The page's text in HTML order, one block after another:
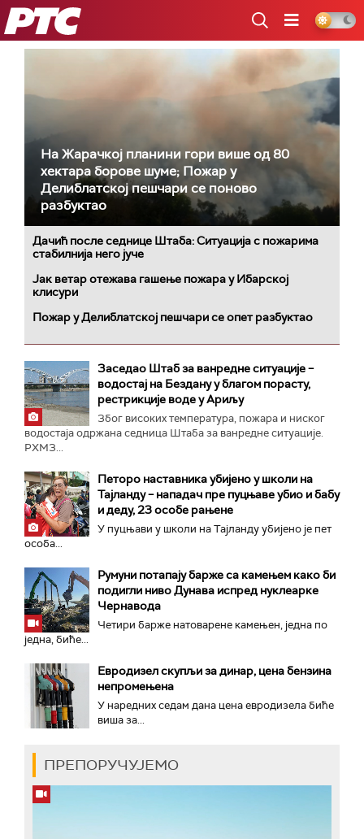
РТС
На Жарачкој планини гори више од 80
хектара борове шуме; Пожар у
Делиблатској пешчари се поново
разбуктао
Дачић после седнице Штаба: Ситуација с пожарима
стабилнија него јуче
Јак ветар отежава гашење пожара у Ибарској
клисури
Пожар у Делиблатској пешчари се опет разбуктао
Заседао Штаб за ванредне ситуације –
водостај на Бездану у благом порасту,
рестрикције воде у Ариљу
Због високих температура, пожара и ниског
водостаја одржана седница Штаба за ванредне ситуације.
РХМЗ...
Петоро наставника убијено у школи на
Тајланду – нападач пре пуцњаве убио и бабу
и деду, 23 особе рањене
У пуцњави у школи на Тајланду убијено је пет
особа...
Румуни потапају барже са камењем како би
подигли ниво Дунава испред нуклеарке
Чернавода
Четири барже натоварене камењен, једна по
једна, биће...
Евродизел скупљи за динар, цена бензина
непромењена
У наредних седам дана цена евродизела биће
виша за...
ПРЕПОРУЧУЈЕМО